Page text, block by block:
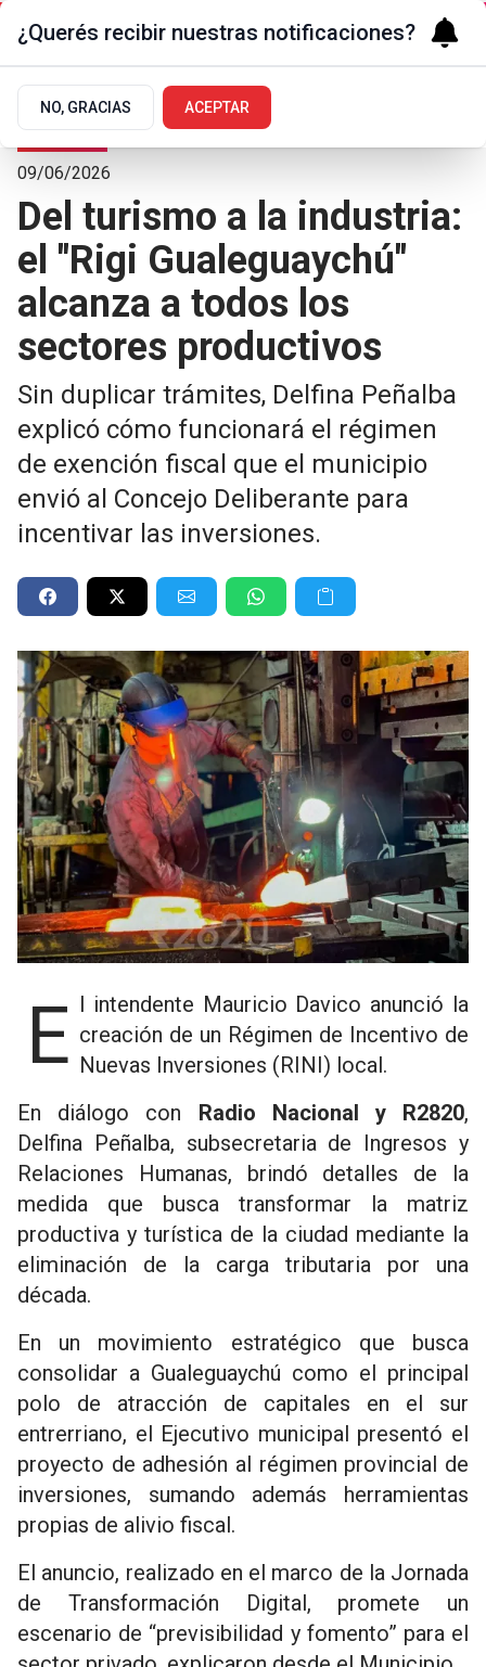
La Ciudad
09/06/2026
Del turismo a la industria:
el "Rigi Gualeguaychú"
alcanza a todos los
sectores productivos
Sin duplicar trámites, Delfina Peñalba
explicó cómo funcionará el régimen
de exención fiscal que el municipio
envió al Concejo Deliberante para
incentivar las inversiones.
El intendente Mauricio Davico anunció la creación de un Régimen de Incentivo de
Nuevas Inversiones (RINI) local.
En diálogo con Radio Nacional y R2820,
Delfina Peñalba, subsecretaria de Ingresos y
Relaciones Humanas, brindó detalles de la
medida que busca transformar la matriz
productiva y turística de la ciudad mediante la
eliminación de la carga tributaria por una
década.
En un movimiento estratégico que busca
consolidar a Gualeguaychú como el principal
polo de atracción de capitales en el sur
entrerriano, el Ejecutivo municipal presentó el
proyecto de adhesión al régimen provincial de
inversiones, sumando además herramientas
propias de alivio fiscal.
El anuncio, realizado en el marco de la Jornada
de Transformación Digital, promete un
escenario de “previsibilidad y fomento” para el
¿Querés recibir nuestras notificaciones?
NO, GRACIAS ACEPTAR